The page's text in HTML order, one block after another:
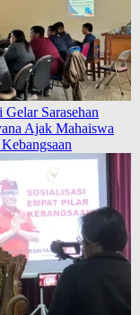
Sarasehan
Ajak Mahaiswa